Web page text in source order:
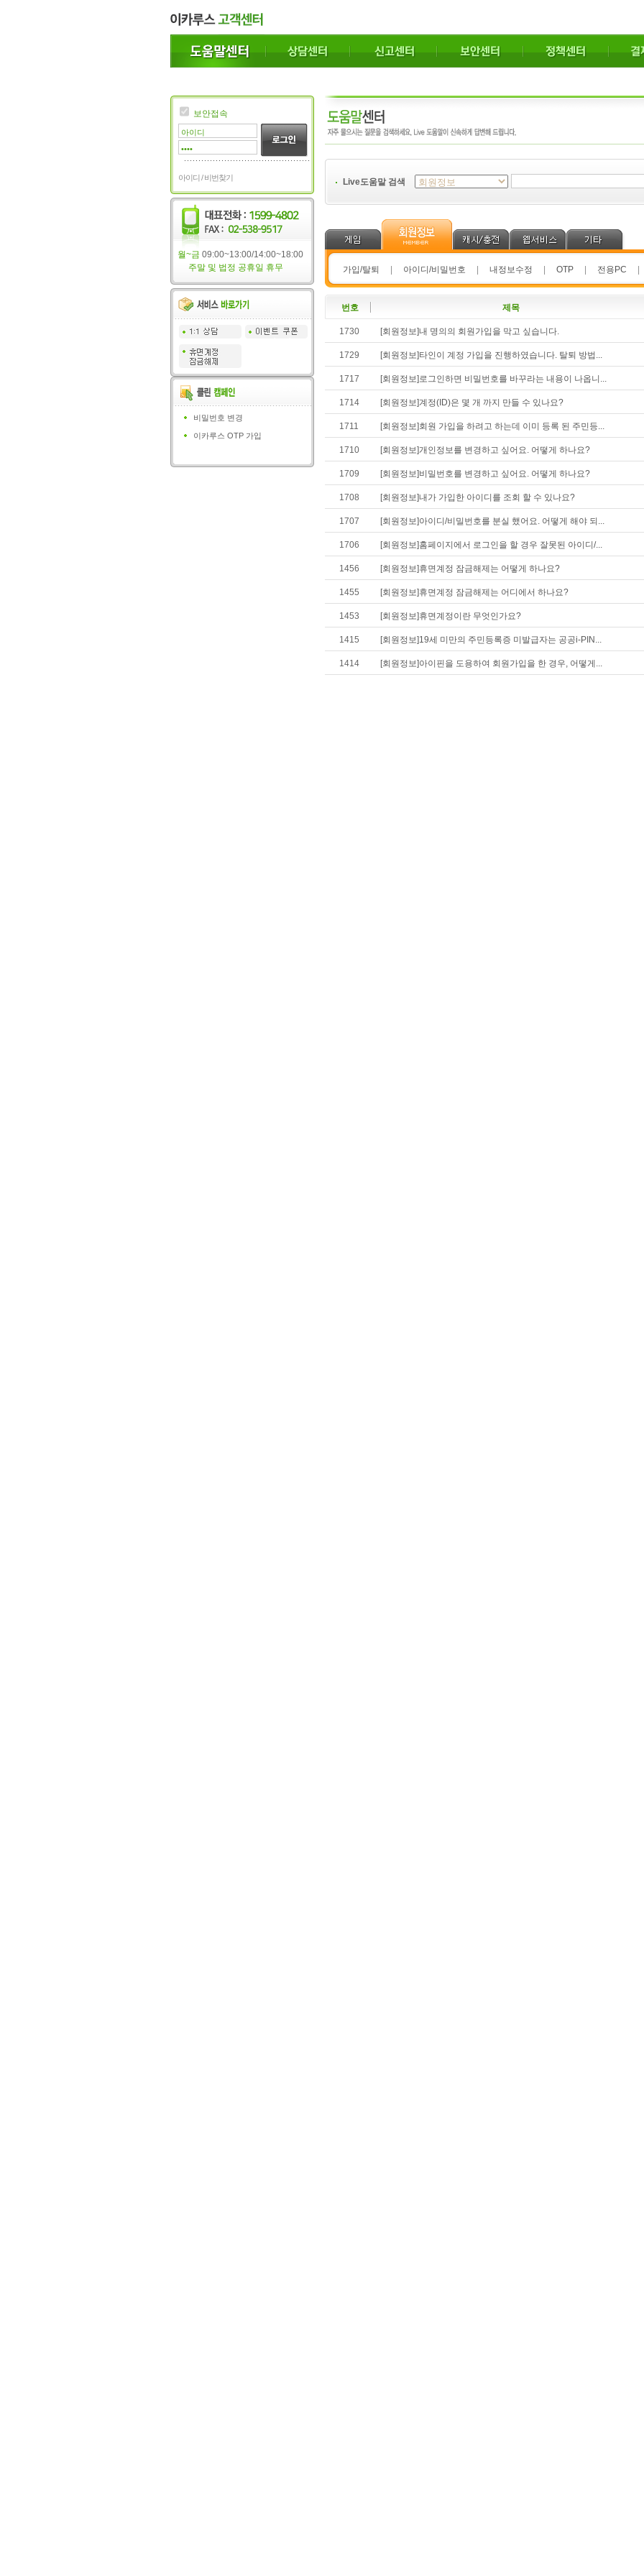
보안접속
아이디 / 비번찾기
월~금 09:00~13:00/14:00~18:00
주말 및 법정 공휴일 휴무
비밀번호 변경
이카루스 OTP 가입
Live도움말 검색
가입/탈퇴 아이디/비밀번호 내정보수정 OTP 전용PC
번호 제목
1730 [회원정보]내 명의의 회원가입을 막고 싶습니다.
1729 [회원정보]타인이 계정 가입을 진행하였습니다. 탈퇴 방법...
1717 [회원정보]로그인하면 비밀번호를 바꾸라는 내용이 나옵니...
1714 [회원정보]계정(ID)은 몇 개 까지 만들 수 있나요?
1711 [회원정보]회원 가입을 하려고 하는데 이미 등록 된 주민등...
1710 [회원정보]개인정보를 변경하고 싶어요. 어떻게 하나요?
1709 [회원정보]비밀번호를 변경하고 싶어요. 어떻게 하나요?
1708 [회원정보]내가 가입한 아이디를 조회 할 수 있나요?
1707 [회원정보]아이디/비밀번호를 분실 했어요. 어떻게 해야 되...
1706 [회원정보]홈페이지에서 로그인을 할 경우 잘못된 아이디/...
1456 [회원정보]휴면계정 잠금해제는 어떻게 하나요?
1455 [회원정보]휴면계정 잠금해제는 어디에서 하나요?
1453 [회원정보]휴면계정이란 무엇인가요?
1415 [회원정보]19세 미만의 주민등록증 미발급자는 공공i-PIN...
1414 [회원정보]아이핀을 도용하여 회원가입을 한 경우, 어떻게...